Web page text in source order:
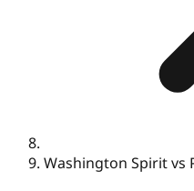
Washington Spirit vs